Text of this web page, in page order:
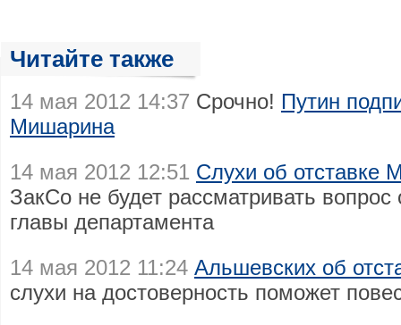
Читайте также
14 мая 2012 14:37 Срочно! Путин
Мишарина
14 мая 2012 12:51 Слухи об отставке
ЗакСо не будет рассматривать
главы департамента
14 мая 2012 11:24 Альшевских об
слухи на достоверность поможет